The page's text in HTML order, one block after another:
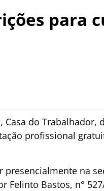
para
do Trabalhador,
profissional
na
Felinto Bastos, n°